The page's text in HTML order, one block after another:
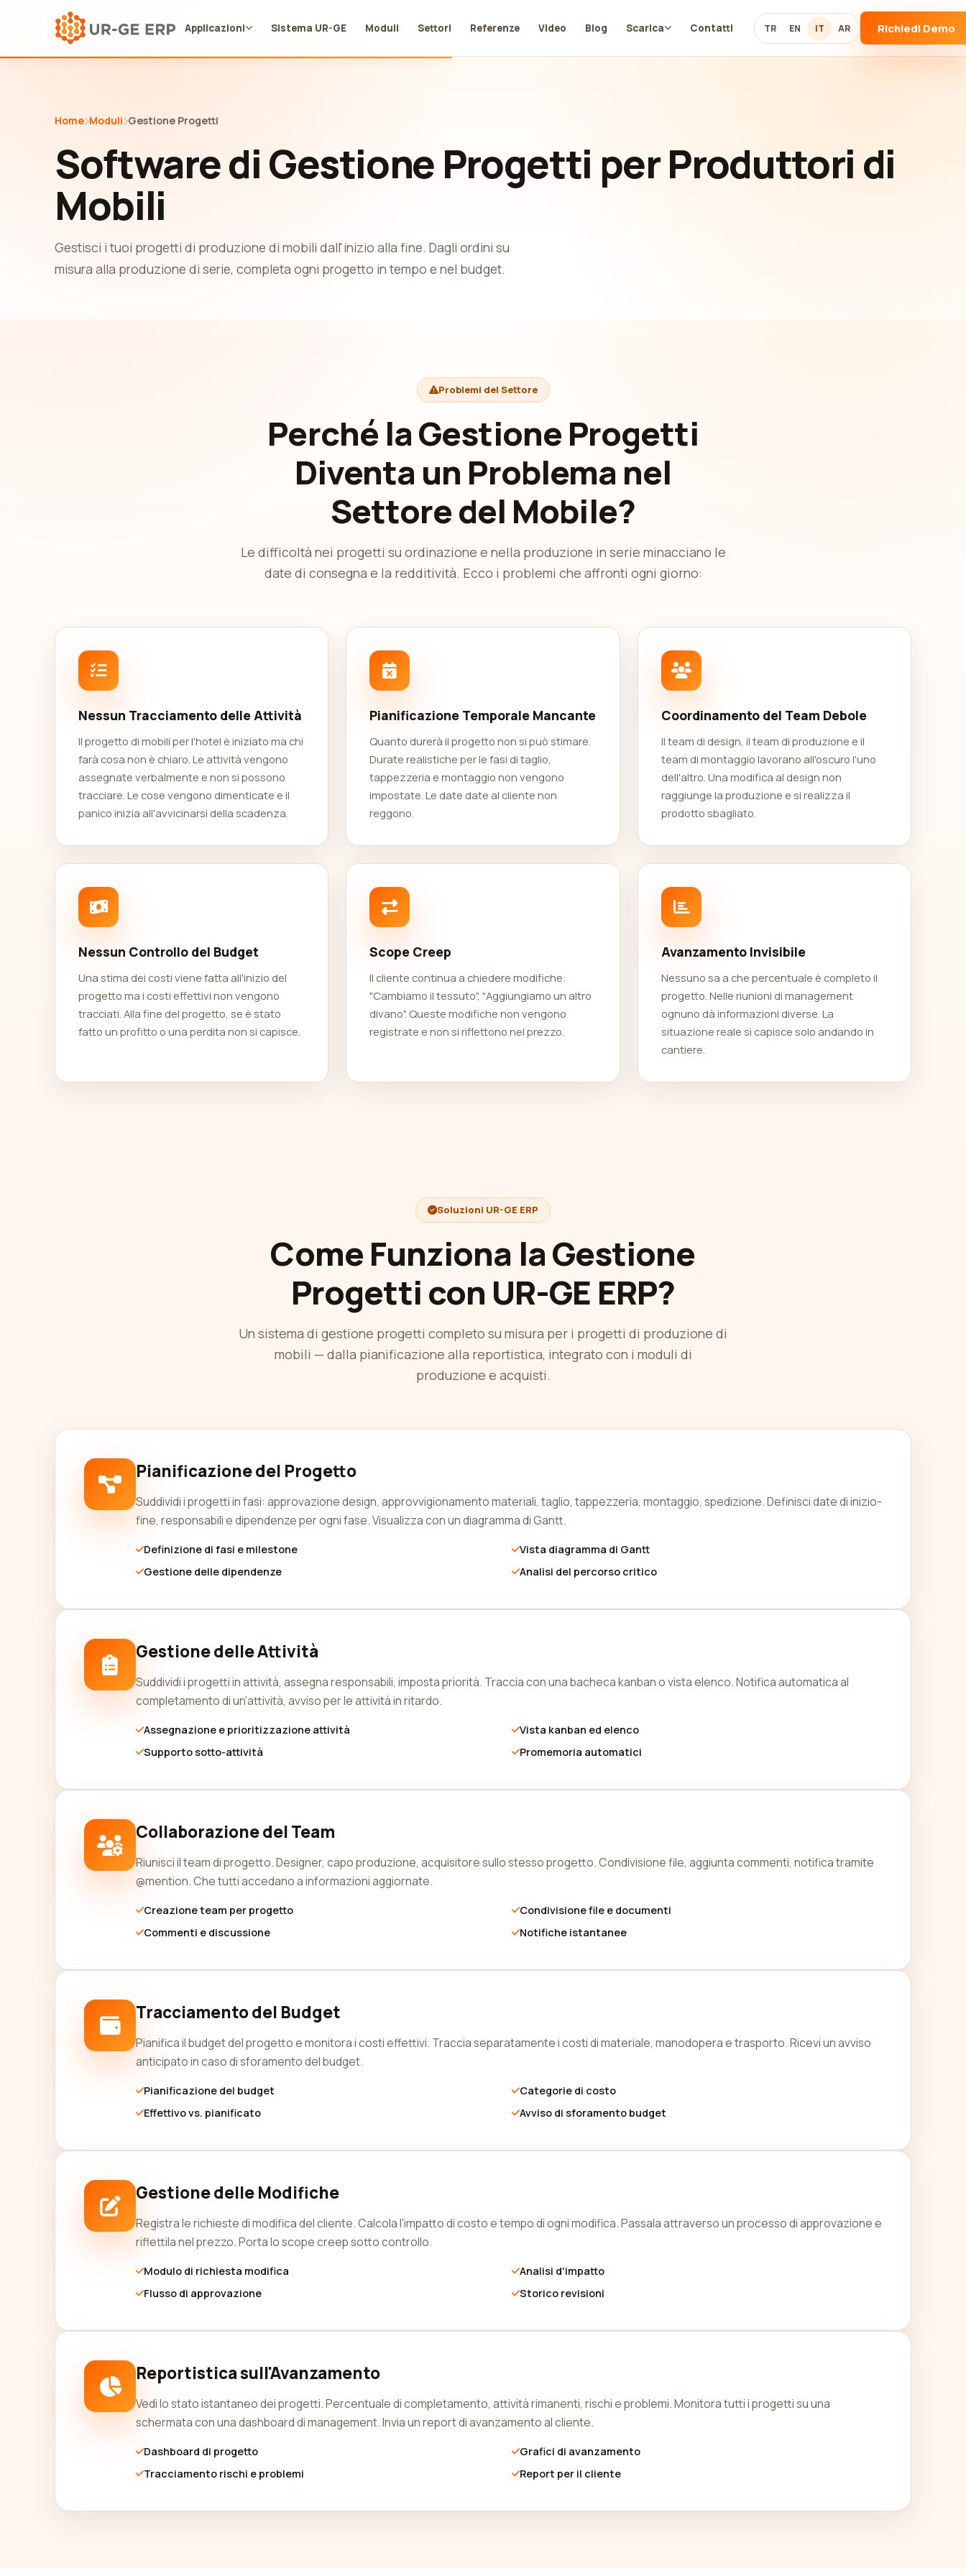
Applicazioni Sistema UR-GE Moduli Settori Referenze Video Blog Scarica Contatti TR EN IT AR Richiedi Demo
Home Moduli Gestione Progetti
Software di Gestione Progetti per Produttori di
Mobili
Gestisci i tuoi progetti di produzione di mobili dall'inizio alla fine. Dagli ordini su
misura alla produzione di serie, completa ogni progetto in tempo e nel budget.
Problemi del Settore
Perché la Gestione Progetti
Diventa un Problema nel
Settore del Mobile?
Le difficoltà nei progetti su ordinazione e nella produzione in serie minacciano le
date di consegna e la redditività. Ecco i problemi che affronti ogni giorno:
Nessun Tracciamento delle Attività
Il progetto di mobili per l'hotel è iniziato ma chi
farà cosa non è chiaro. Le attività vengono
assegnate verbalmente e non si possono
tracciare. Le cose vengono dimenticate e il
panico inizia all'avvicinarsi della scadenza.
Pianificazione Temporale Mancante
Quanto durerà il progetto non si può stimare.
Durate realistiche per le fasi di taglio,
tappezzeria e montaggio non vengono
impostate. Le date date al cliente non
reggono.
Coordinamento del Team Debole
Il team di design, il team di produzione e il
team di montaggio lavorano all'oscuro l'uno
dell'altro. Una modifica al design non
raggiunge la produzione e si realizza il
prodotto sbagliato.
Nessun Controllo del Budget
Una stima dei costi viene fatta all'inizio del
progetto ma i costi effettivi non vengono
tracciati. Alla fine del progetto, se è stato
fatto un profitto o una perdita non si capisce.
Scope Creep
Il cliente continua a chiedere modifiche:
"Cambiamo il tessuto", "Aggiungiamo un altro
divano". Queste modifiche non vengono
registrate e non si riflettono nel prezzo.
Avanzamento Invisibile
Nessuno sa a che percentuale è completo il
progetto. Nelle riunioni di management
ognuno dà informazioni diverse. La
situazione reale si capisce solo andando in
cantiere.
Soluzioni UR-GE ERP
Come Funziona la Gestione
Progetti con UR-GE ERP?
Un sistema di gestione progetti completo su misura per i progetti di produzione di
mobili — dalla pianificazione alla reportistica, integrato con i moduli di
produzione e acquisti.
Pianificazione del Progetto
Suddividi i progetti in fasi: approvazione design, approvvigionamento materiali, taglio, tappezzeria, montaggio, spedizione. Definisci date di inizio-
fine, responsabili e dipendenze per ogni fase. Visualizza con un diagramma di Gantt.
Definizione di fasi e milestone
Vista diagramma di Gantt
Gestione delle dipendenze
Analisi del percorso critico
Gestione delle Attività
Suddividi i progetti in attività, assegna responsabili, imposta priorità. Traccia con una bacheca kanban o vista elenco. Notifica automatica al
completamento di un'attività, avviso per le attività in ritardo.
Assegnazione e prioritizzazione attività
Vista kanban ed elenco
Supporto sotto-attività
Promemoria automatici
Collaborazione del Team
Riunisci il team di progetto. Designer, capo produzione, acquisitore sullo stesso progetto. Condivisione file, aggiunta commenti, notifica tramite
@mention. Che tutti accedano a informazioni aggiornate.
Creazione team per progetto
Condivisione file e documenti
Commenti e discussione
Notifiche istantanee
Tracciamento del Budget
Pianifica il budget del progetto e monitora i costi effettivi. Traccia separatamente i costi di materiale, manodopera e trasporto. Ricevi un avviso
anticipato in caso di sforamento del budget.
Pianificazione del budget
Categorie di costo
Effettivo vs. pianificato
Avviso di sforamento budget
Gestione delle Modifiche
Registra le richieste di modifica del cliente. Calcola l'impatto di costo e tempo di ogni modifica. Passala attraverso un processo di approvazione e
riflettila nel prezzo. Porta lo scope creep sotto controllo.
Modulo di richiesta modifica
Analisi d'impatto
Flusso di approvazione
Storico revisioni
Reportistica sull'Avanzamento
Vedi lo stato istantaneo dei progetti. Percentuale di completamento, attività rimanenti, rischi e problemi. Monitora tutti i progetti su una
schermata con una dashboard di management. Invia un report di avanzamento al cliente.
Dashboard di progetto
Grafici di avanzamento
Tracciamento rischi e problemi
Report per il cliente